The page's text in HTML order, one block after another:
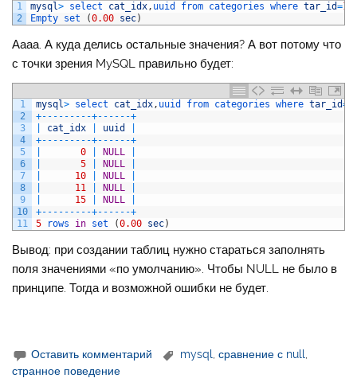
1
2
mysql> select cat_idx, uuid from categories where tar_id=
Empty set (0.00 sec)
Аааа. А куда делись остальные значения? А вот потому что
с точки зрения MySQL правильно будет:
1
2
3
4
5
6
7
8
9
10
11
mysql> select cat_idx, uuid from categories where tar_id=
+-- -- -- -- -+-- -- --+
cat_idx uuid
+-- -- -- -- -+-- -- --+
0 NULL
5 NULL
10 NULL
11 NULL
15 NULL
+-- -- -- -- -+-- -- --+
5
rows in set (0.00 sec)
Вывод: при создании таблиц нужно стараться заполнять
поля значениями «по умолчанию». Чтобы NULL не было в
принципе. Тогда и возможной ошибки не будет.
Оставить комментарий mysql ,сравнение с null
странное поведение